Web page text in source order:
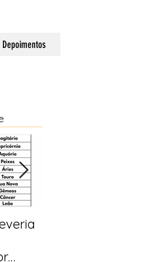
Depoimentos